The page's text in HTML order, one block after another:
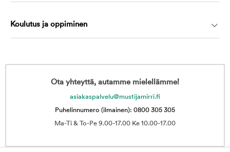
Koulutus ja oppiminen
Ota yhteyttä, autamme mielellämme!
asiakaspalvelu@mustijamirri.fi
Puhelinnumero (ilmainen): 0800 305 305
Ma-Ti & To-Pe 9.00-17.00 Ke 10.00-17.00